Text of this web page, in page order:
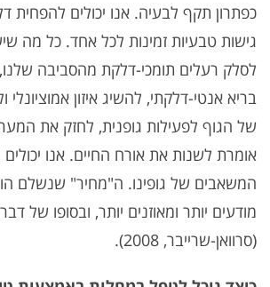
כפתרון תקף לבעיה. אנו יכולים להפחית
גישות טבעיות זמינות לכל אחד. כל מה
לסלק רעלים תומכי-דלקת מהסביבה
בריא אנטי-דלקתי, להשיג איזון
של הגוף לפעילות גופנית, לחזק את
אומרת לשנות את אורח החיים. אנו
המשאבים של גופינו. ה"מחיר" שנשלם
מודעים יותר ומאוזנים יותר, ובסופו של
(סרוואן-שרייבר, 2008).